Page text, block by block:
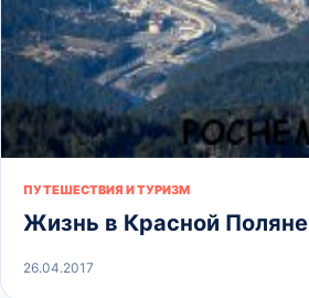
ПУТЕШЕСТВИЯ И ТУРИЗМ
Жизнь в Красной Поляне
26.04.2017